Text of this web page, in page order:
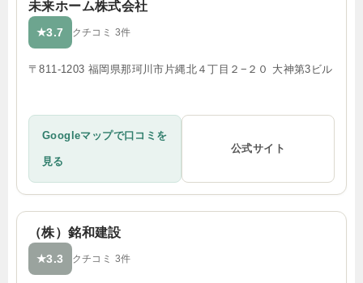
未来ホーム株式会社
★3.7 クチコミ 3件
〒811-1203 福岡県那珂川市片縄北４丁目２−２０ 大神第3ビル
Googleマップで口コミを
見る
公式サイト
（株）銘和建設
★3.3 クチコミ 3件